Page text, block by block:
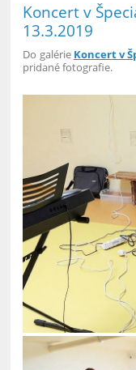
Koncert v
13.3.2019
Do galérie Koncert v
pridané fotografie.